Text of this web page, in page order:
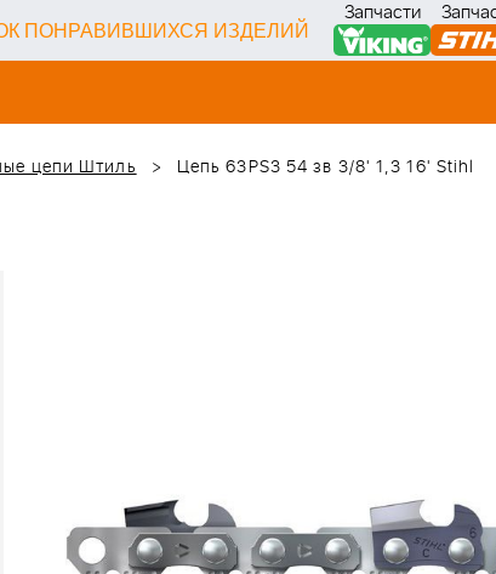
ПОНРАВИВШИХСЯ ИЗДЕЛИЙ
Запчасти
цепи Штиль Цепь 63PS3 54 зв 3/8' 1,3 16' Stihl